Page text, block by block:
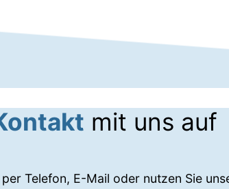
mit uns auf
Telefon, E-Mail oder nutzen Sie